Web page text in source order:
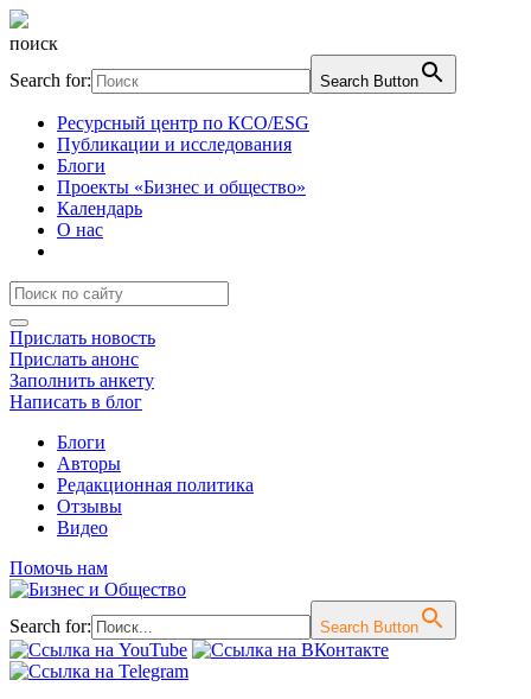
поиск
Search for:
Search Button
Ресурсный центр по КСО/ESG
Публикации и исследования
Блоги
Проекты «Бизнес и общество»
Календарь
О нас
Прислать новость
Прислать анонс
Заполнить анкету
Написать в блог
Блоги
Авторы
Редакционная политика
Отзывы
Видео
Помочь нам
Search for: Search Button